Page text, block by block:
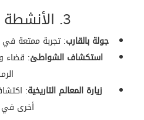
3. الأنشطة المميزة
جولة بالقارب: تجربة ممتعة في
استكشاف الشواطئ: قضاء
زيارة المعالم التاريخية:
أخرى في